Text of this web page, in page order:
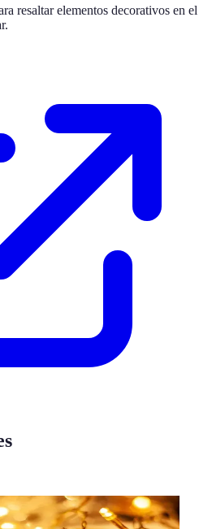
resaltar elementos decorativos en el